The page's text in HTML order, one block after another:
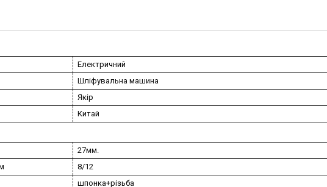
Електричний
Шліфувальна машина
Якір
Китай
27мм.
8/12
шпонка+різьба